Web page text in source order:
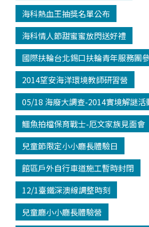
海科熱血王抽獎名單公布
海科情人節甜蜜蜜放閃送好禮
國際扶輪台北錫口扶輪青年服務團
2014望安海洋環境教師研習營
05/18 海廢大調查-2014實境解謎活
鱷魚拍檔保育戰士-厄文家族見面會
兒童節限定小小廳長體驗日
館區戶外自行車道施工暫時封閉
12/1臺鐵深澳線調整時刻
兒童廳小小廳長體驗營